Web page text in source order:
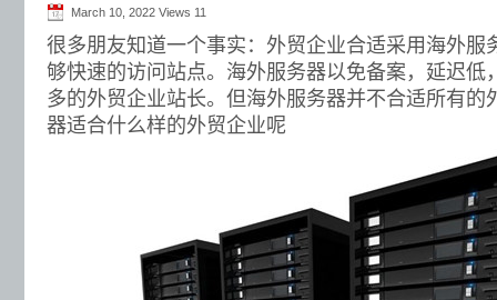
March 10, 2022 Views 11
很多朋友知道一个事实：外贸企业合适采用海外服
够快速的访问站点。海外服务器以免备案，延迟低
多的外贸企业站长。但海外服务器并不合适所有的
器适合什么样的外贸企业呢